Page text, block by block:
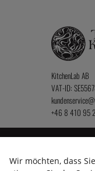
KitchenLab AB
VAT-ID:
+46 8 410 95
2026
Wir möchten, dass